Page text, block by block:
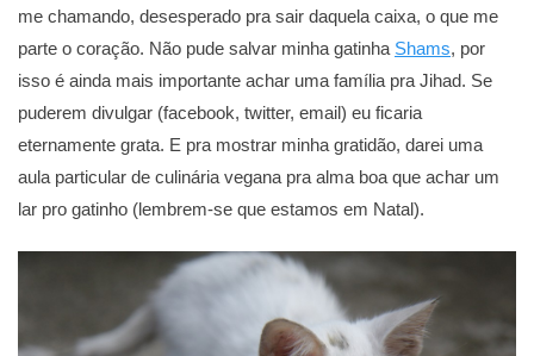
me chamando, desesperado pra sair daquela caixa, o que me
parte o coração. Não pude salvar minha gatinha Shams, por
isso é ainda mais importante achar uma família pra Jihad. Se
puderem divulgar (facebook, twitter, email) eu ficaria
eternamente grata. E pra mostrar minha gratidão, darei uma
aula particular de culinária vegana pra alma boa que achar um
lar pro gatinho (lembrem-se que estamos em Natal).